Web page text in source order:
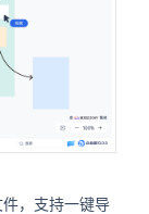
，支持一键导